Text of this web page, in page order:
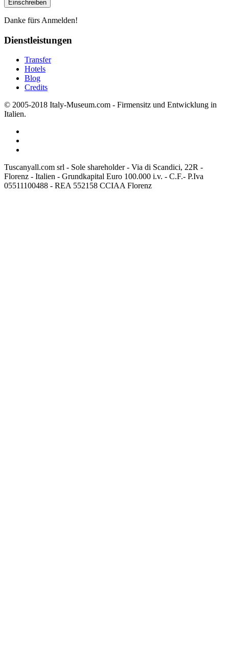
Danke fürs Anmelden!
Dienstleistungen
Transfer
Hotels
Blog
Credits
© 2005-2018 Italy-Museum.com - Firmensitz und Entwicklung in
Italien.
Tuscanyall.com srl - Sole shareholder - Via di Scandici, 22R -
Florenz - Italien - Grundkapital Euro 100.000 i.v. - C.F.- P.Iva
05511100488 - REA 552158 CCIAA Florenz